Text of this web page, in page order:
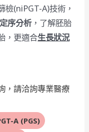
檢(niPGT-A)技術，
序分析，了解胚胎
，更適合生長狀況
，請洽詢專業醫療
A (PGS)